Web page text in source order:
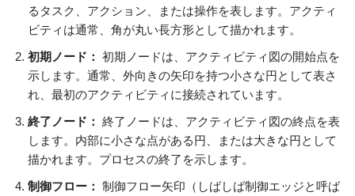
るタスク、アクション、または操作を表します。アクティ
ビティは通常、角が丸い長方形として描かれます。
初期ノード： 初期ノードは、アクティビティ図の開始点を
示します。通常、外向きの矢印を持つ小さな円として表さ
れ、最初のアクティビティに接続されています。
終了ノード： 終了ノードは、アクティビティ図の終点を表
します。内部に小さな点がある円、または大きな円として
描かれます。プロセスの終了を示します。
制御フロー： 制御フロー矢印（しばしば制御エッジと呼ば